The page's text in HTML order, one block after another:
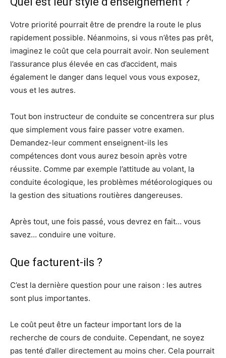
Votre priorité pourrait être de prendre la route le plus
rapidement possible. Néanmoins, si vous n’êtes pas prêt,
imaginez le coût que cela pourrait avoir. Non seulement
l’assurance plus élevée en cas d’accident, mais
également le danger dans lequel vous vous exposez,
vous et les autres.
Tout bon instructeur de conduite se concentrera sur plus
que simplement vous faire passer votre examen.
Demandez-leur comment enseignent-ils les
compétences dont vous aurez besoin après votre
réussite. Comme par exemple l’attitude au volant, la
conduite écologique, les problèmes météorologiques ou
la gestion des situations routières dangereuses.
Après tout, une fois passé, vous devrez en fait… vous
savez… conduire une voiture.
Que facturent-ils ?
C’est la dernière question pour une raison : les autres
sont plus importantes.
Le coût peut être un facteur important lors de la
recherche de cours de conduite. Cependant, ne soyez
pas tenté d’aller directement au moins cher. Cela pourrait